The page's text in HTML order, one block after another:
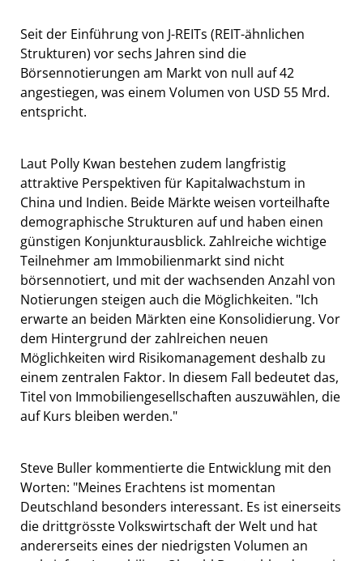
Seit der Einführung von J-REITs (REIT-ähnlichen
Strukturen) vor sechs Jahren sind die
Börsennotierungen am Markt von null auf 42
angestiegen, was einem Volumen von USD 55 Mrd.
entspricht.
Laut Polly Kwan bestehen zudem langfristig
attraktive Perspektiven für Kapitalwachstum in
China und Indien. Beide Märkte weisen vorteilhafte
demographische Strukturen auf und haben einen
günstigen Konjunkturausblick. Zahlreiche wichtige
Teilnehmer am Immobilienmarkt sind nicht
börsennotiert, und mit der wachsenden Anzahl von
Notierungen steigen auch die Möglichkeiten. "Ich
erwarte an beiden Märkten eine Konsolidierung. Vor
dem Hintergrund der zahlreichen neuen
Möglichkeiten wird Risikomanagement deshalb zu
einem zentralen Faktor. In diesem Fall bedeutet das,
Titel von Immobiliengesellschaften auszuwählen, die
auf Kurs bleiben werden."
Steve Buller kommentierte die Entwicklung mit den
Worten: "Meines Erachtens ist momentan
Deutschland besonders interessant. Es ist einerseits
die drittgrösste Volkswirtschaft der Welt und hat
andererseits eines der niedrigsten Volumen an